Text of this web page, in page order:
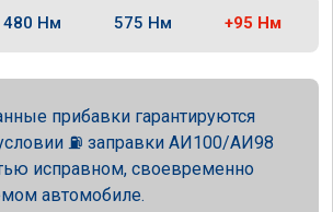
480 Нм 575 Нм +95 Нм
прибавки гарантируются
⛽ заправки АИ100/АИ98
исправном, своевременно
автомобиле.